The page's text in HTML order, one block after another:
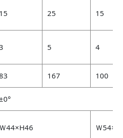
15 25 15
5 4
167 100
Ｗ44×H46 Ｗ